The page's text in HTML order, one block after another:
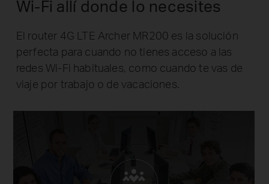
Wi-Fi allí donde lo necesites
El router 4G LTE Archer MR200 es la solución
perfecta para cuando no tienes acceso a las
redes Wi-Fi habituales, como cuando te vas de
viaje por trabajo o de vacaciones.